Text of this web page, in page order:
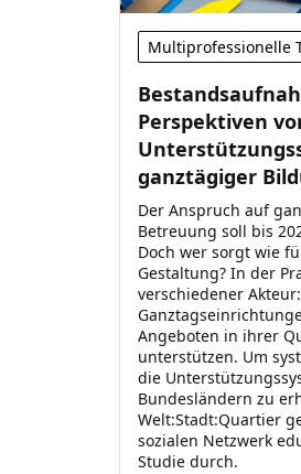
Multiprofessionelle
Perspektiven
ganztägiger
Der Anspruch auf
Betreuung soll bis
Doch wer sorgt wie
Gestaltung? In der
verschiedener
Angeboten in ihrer
unterstützen. Um
die
Bundesländern zu
Welt:Stadt:Quartier
sozialen Netzwerk
Studie durch.